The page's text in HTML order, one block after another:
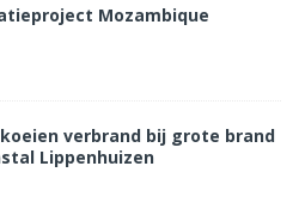
Mozambique
verbrand bij grote brand
Lippenhuizen